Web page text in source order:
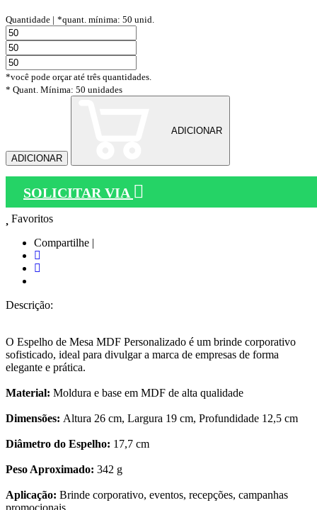
Quantidade | *quant. mínima: 50 unid.
*você pode orçar até três quantidades.
* Quant. Mínima: 50 unidades
ADICIONAR
ADICIONAR
SOLICITAR VIA
Favoritos
Compartilhe |
Descrição:
O Espelho de Mesa MDF Personalizado é um brinde corporativo
sofisticado, ideal para divulgar a marca de empresas de forma
elegante e prática.
Material: Moldura e base em MDF de alta qualidade
Dimensões: Altura 26 cm, Largura 19 cm, Profundidade 12,5 cm
Diâmetro do Espelho: 17,7 cm
Peso Aproximado: 342 g
Aplicação: Brinde corporativo, eventos, recepções, campanhas
promocionais